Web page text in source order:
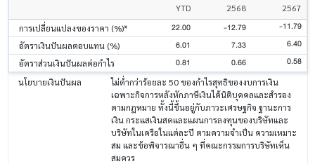
YTD 2568
2567
การเปลี่ยนแปลงของราคา (%)*
22.00 -12.79 -11.79
อัตราเงินปันผลตอบแทน (%) 6.01 7.33 6.40
อัตราส่วนเงินปันผลต่อกำไร 0.81 0.66 0.58
นโยบายเงินปันผล
ไม่ต่ำกว่าร้อยละ 50 ของกำไรสุทธิของงบการเงิน
เฉพาะกิจการหลังหักภาษีเงินได้นิติบุคคลและสำรอง
ตามกฎหมาย ทั้งนี้ขึ้นอยู่กับภาวะเศรษฐกิจ ฐานะการ
เงิน กระแสเงินสดและแผนการลงทุนของบริษัทและ
บริษัทในเครือในแต่ละปี ตามความจำเป็น ความเหมาะ
สม และข้อพิจารณาอื่น ๆ ที่คณะกรรมการบริษัทเห็น
สมควร